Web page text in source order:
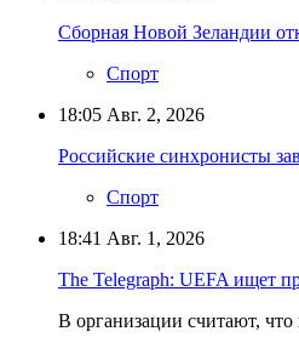
Сборная Новой Зеландии
Спорт
18:05 Авг. 2, 2026
Российские синхронисты
Спорт
18:41 Авг. 1, 2026
The Telegraph: UEFA ищет
В организации считают,